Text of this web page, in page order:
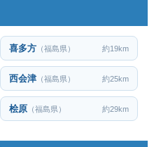
喜多方（福島県） 約19km
西会津（福島県） 約25km
桧原 （福島県） 約29km